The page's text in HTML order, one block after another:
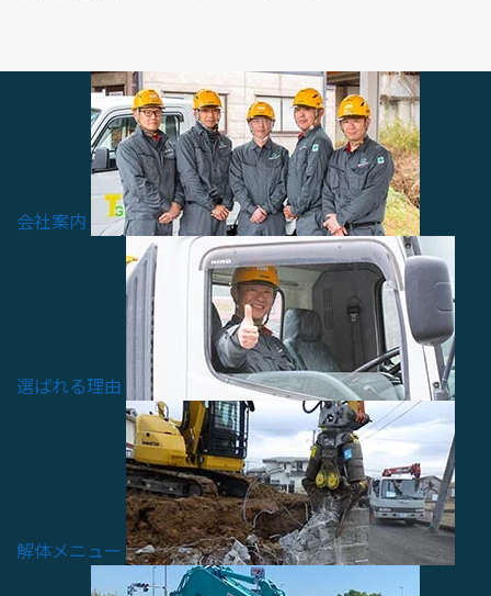
会社案内
選ばれる理由
解体メニュー